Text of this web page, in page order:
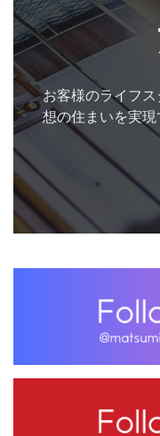
お客様のライフ
想の住まいを実